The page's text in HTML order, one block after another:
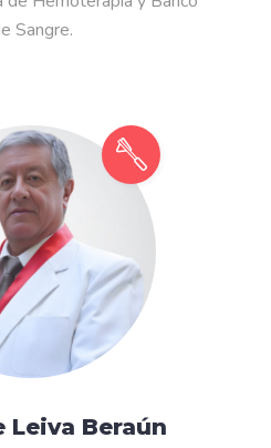
Sangre.
Leiva Beraún